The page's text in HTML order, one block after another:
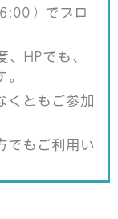
）でプロ
HPでも、
くともご参加
でもご利用い